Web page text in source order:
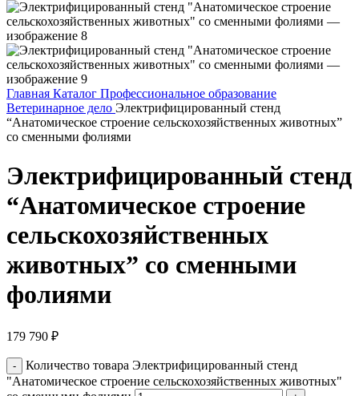
Главная Каталог Профессиональное образование
Ветеринарное дело Электрифицированный стенд
“Анатомическое строение сельскохозяйственных животных”
со сменными фолиями
Электрифицированный стенд
“Анатомическое строение
сельскохозяйственных
животных” со сменными
фолиями
179 790 ₽
Количество товара Электрифицированный стенд
"Анатомическое строение сельскохозяйственных животных"